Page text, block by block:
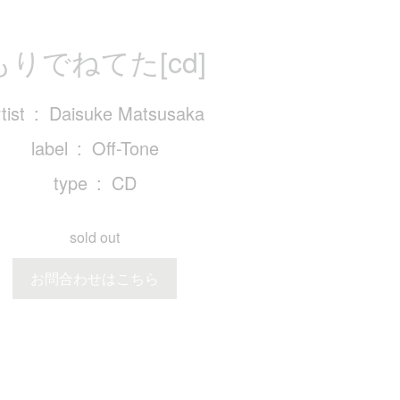
りでねてた[cd]
Daisuke Matsusaka
label
Off-Tone
type
CD
sold out
お問合わせはこちら